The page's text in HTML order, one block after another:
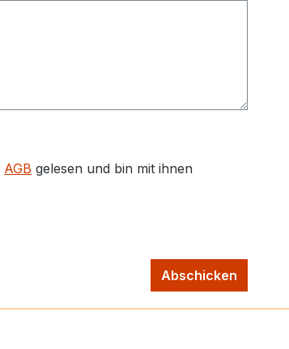
AGB gelesen und bin mit ihnen
Abschicken